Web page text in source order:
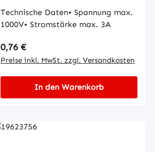
Technische Daten• Spannung max.
1000V• Stromstärke max. 3A
Regulärer Preis:
0,76 €
Preise inkl. MwSt. zzgl. Versandkosten
In den Warenkorb